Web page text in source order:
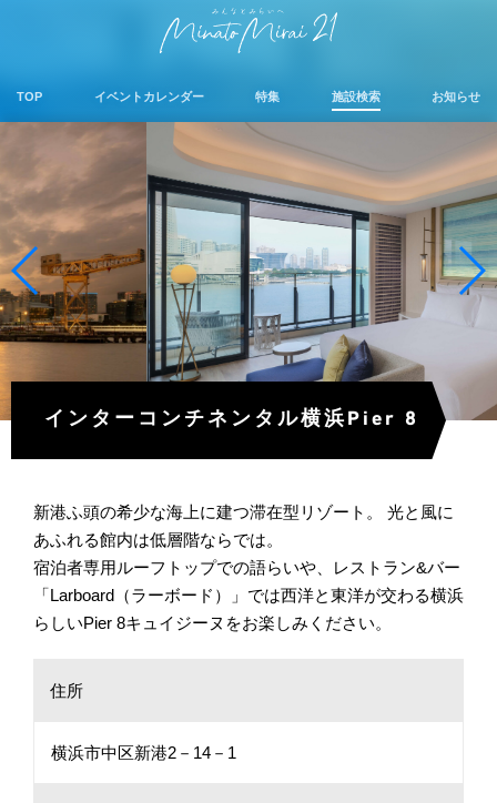
TOP イベントカレンダー 特集 施設検索 お知らせ
インターコンチネンタル横浜Pier 8
新港ふ頭の希少な海上に建つ滞在型リゾート。 光と風に
あふれる館内は低層階ならでは。
宿泊者専用ルーフトップでの語らいや、レストラン&バー
「Larboard（ラーボード）」では西洋と東洋が交わる横浜
らしいPier 8キュイジーヌをお楽しみください。
住所
横浜市中区新港2－14－1